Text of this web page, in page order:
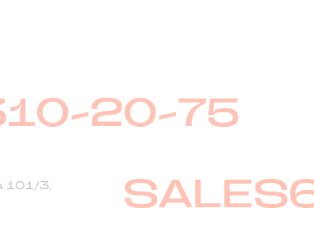
помещение
20-75
101/3,